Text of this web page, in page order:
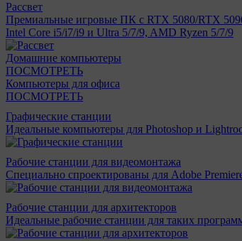
Рассвет
Премиальные игровые ПК с RTX 5080/RTX
Intel Core i5/i7/i9 и Ultra 5/7/9, AMD Ryzen 5/7/9
Домашние компьютеры
ПОСМОТРЕТЬ
Компьютеры для офиса
ПОСМОТРЕТЬ
Графические станции
Идеальные компьютеры для Photoshop и
Рабочие станции для видеомонтажа
Специально спроектированы для Adobe
Рабочие станции для архитекторов
Идеальные рабочие станции для таких